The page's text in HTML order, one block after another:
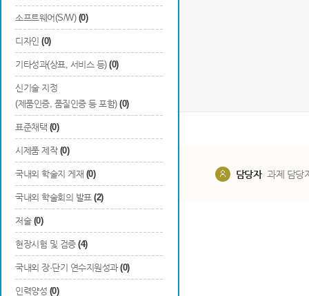
소프트웨어(S/W) (0)
디자인 (0)
기타성과(상표, 서비스 등) (0)
신기술 지정
(제품인증, 품질인증 등 포함) (0)
표준채택 (0)
시제품 제작 (0)
국내외 학술지 게재 (0)
국내외 학술회의 발표 (2)
저술 (0)
현장시험 및 검증 (4)
국내외 장·단기 연수지원성과 (0)
인력양성 (0)
담당부서 해당 사업실 담당자 과제 담당